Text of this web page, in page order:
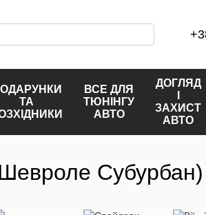
ТА
ВСЕ ДЛЯ
ТЮНІНГУ
АВТО
ДОГЛЯД
ЗАХИСТ
АВТО
Субурбан)